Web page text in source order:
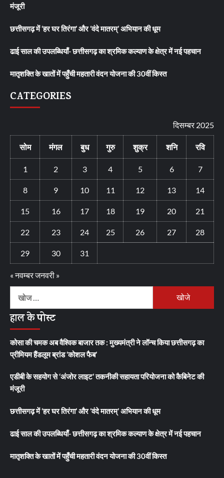
मंजूरी
छत्तीसगढ़ में ‘हर घर तिरंगा’ और ‘वंदे मातरम्’ अभियान की धूम
ढाई साल की उपलब्धियाँ- छत्तीसगढ़ का श्रमिक कल्याण के क्षेत्र में नई पहचान
मातृशक्ति के खातों में पहुँची महतारी वंदन योजना की 30वीं किस्त
CATEGORIES
दिसम्बर 2025
सोम मंगल बुध गुरु शुक्र शनि रवि
1 2 3 4 5 6 7
8 9 10 11 12 13 14
15 16 17 18 19 20 21
22 23 24 25 26 27 28
29 30 31
« नवम्बरजनवरी »
निम्न
खोजें:
हाल के पोस्ट
कोसा की चमक अब वैश्विक बाजार तक : मुख्यमंत्री ने लॉन्च किया छत्तीसगढ़ का
प्रीमियम हैंडलूम ब्रांड ‘कोशल फैब’
एडीबी के सहयोग से ‘अंजोर लाइट’ तकनीकी सहायता परियोजना को कैबिनेट की
मंजूरी
छत्तीसगढ़ में ‘हर घर तिरंगा’ और ‘वंदे मातरम्’ अभियान की धूम
ढाई साल की उपलब्धियाँ- छत्तीसगढ़ का श्रमिक कल्याण के क्षेत्र में नई पहचान
मातृशक्ति के खातों में पहुँची महतारी वंदन योजना की 30वीं किस्त